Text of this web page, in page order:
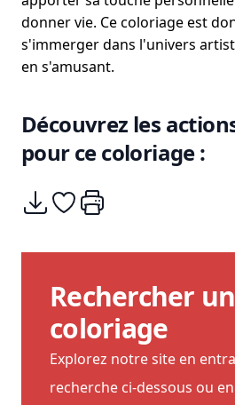
donner vie. Ce coloriage est
s'immerger dans l'univers
en s'amusant.
Découvrez les
pour ce coloriage :
Télécharger
Ajouter à mes coups de
Imprimer
Rechercher
coloriage
Explorez notre site en
recherche ci-dessous ou en